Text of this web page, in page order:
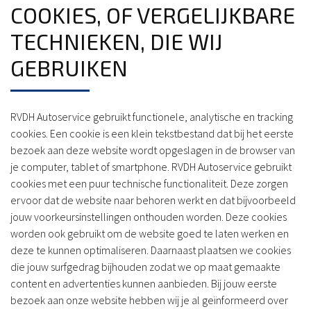
COOKIES, OF VERGELIJKBARE
TECHNIEKEN, DIE WIJ
GEBRUIKEN
RVDH Autoservice gebruikt functionele, analytische en tracking
cookies. Een cookie is een klein tekstbestand dat bij het eerste
bezoek aan deze website wordt opgeslagen in de browser van
je computer, tablet of smartphone. RVDH Autoservice gebruikt
cookies met een puur technische functionaliteit. Deze zorgen
ervoor dat de website naar behoren werkt en dat bijvoorbeeld
jouw voorkeursinstellingen onthouden worden. Deze cookies
worden ook gebruikt om de website goed te laten werken en
deze te kunnen optimaliseren. Daarnaast plaatsen we cookies
die jouw surfgedrag bijhouden zodat we op maat gemaakte
content en advertenties kunnen aanbieden. Bij jouw eerste
bezoek aan onze website hebben wij je al geïnformeerd over